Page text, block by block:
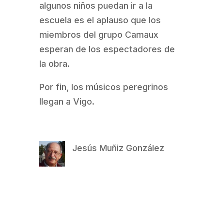
algunos niños puedan ir a la
escuela es el aplauso que los
miembros del grupo Camaux
esperan de los espectadores de
la obra.
Por fin, los músicos peregrinos
llegan a Vigo.
Jesús Muñiz González